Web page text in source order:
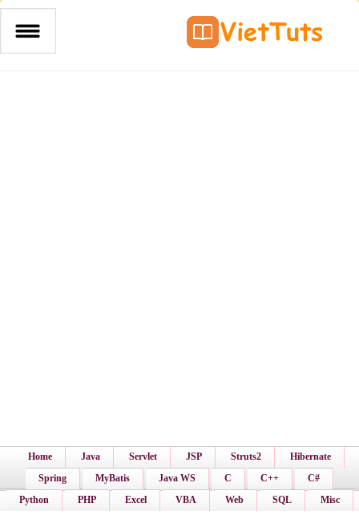
Home Java Servlet JSP Struts2
Hibernate
Spring
MyBatis Java WS C C++
C#
Python
PHP Excel VBA Web SQL Misc